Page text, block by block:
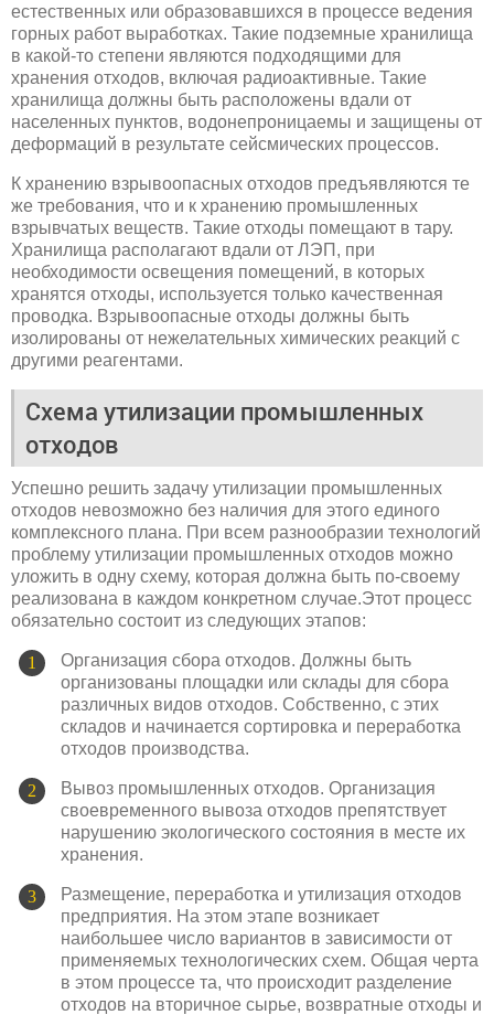
естественных или образовавшихся в процессе ведения
горных работ выработках. Такие подземные хранилища
в какой-то степени являются подходящими для
хранения отходов, включая радиоактивные. Такие
хранилища должны быть расположены вдали от
населенных пунктов, водонепроницаемы и защищены от
деформаций в результате сейсмических процессов.
К хранению взрывоопасных отходов предъявляются те
же требования, что и к хранению промышленных
взрывчатых веществ. Такие отходы помещают в тару.
Хранилища располагают вдали от ЛЭП, при
необходимости освещения помещений, в которых
хранятся отходы, используется только качественная
проводка. Взрывоопасные отходы должны быть
изолированы от нежелательных химических реакций с
другими реагентами.
Схема утилизации промышленных
отходов
Успешно решить задачу утилизации промышленных
отходов невозможно без наличия для этого единого
комплексного плана. При всем разнообразии технологий
проблему утилизации промышленных отходов можно
уложить в одну схему, которая должна быть по-своему
реализована в каждом конкретном случае.Этот процесс
обязательно состоит из следующих этапов:
Организация сбора отходов. Должны быть
организованы площадки или склады для сбора
различных видов отходов. Собственно, с этих
складов и начинается сортировка и переработка
отходов производства.
Вывоз промышленных отходов. Организация
своевременного вывоза отходов препятствует
нарушению экологического состояния в месте их
хранения.
Размещение, переработка и утилизация отходов
предприятия. На этом этапе возникает
наибольшее число вариантов в зависимости от
применяемых технологических схем. Общая черта
в этом процессе та, что происходит разделение
отходов на вторичное сырье, возвратные отходы и